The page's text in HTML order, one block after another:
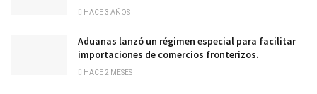
HACE 3 AÑOS
Aduanas lanzó un régimen especial para facilitar
importaciones de comercios fronterizos.
HACE 2 MESES